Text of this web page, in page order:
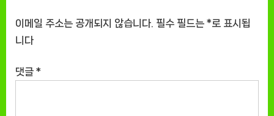
이메일 주소는 공개되지 않습니다. 필수 필드는 *로 표시됩
니다
댓글 *